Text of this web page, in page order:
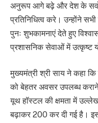
अनुरूप आगे बढ़े और देश के
प्रतिनिधित्व करे। उन्होंने
पुनः शुभकामनाएं देते हुए
प्रशासनिक सेवाओं में उत्कृष्ट
मुख्यमंत्री श्री साय ने कहा
को बेहतर अवसर उपलब्ध
यूथ हॉस्टल की क्षमता में
बढ़ाकर 200 कर दी गई है।